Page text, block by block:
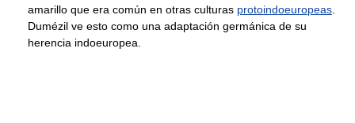
amarillo que era común en otras culturas protoindoeuropeas
Dumézil ve esto como una adaptación germánica de su
herencia indoeuropea.